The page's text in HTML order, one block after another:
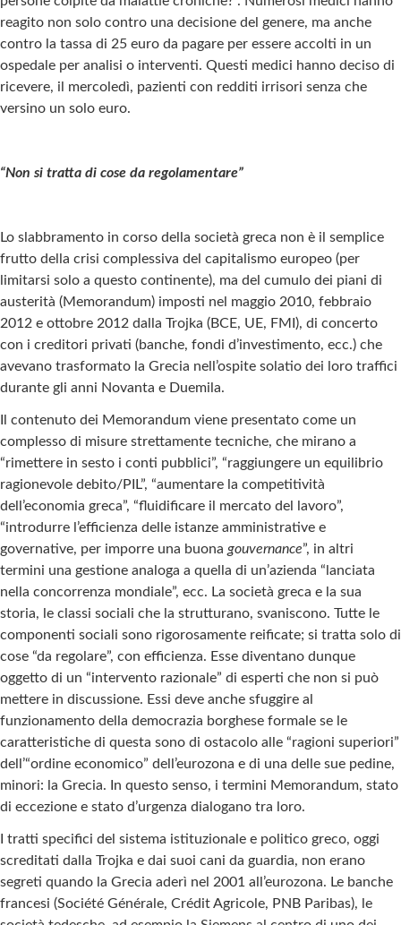
reagito non solo contro una decisione del genere, ma anche
contro la tassa di 25 euro da pagare per essere accolti in un
ospedale per analisi o interventi. Questi medici hanno deciso di
ricevere, il mercoledì, pazienti con redditi irrisori senza che
versino un solo euro.
“Non si tratta di cose da regolamentare”
Lo slabbramento in corso della società greca non è il semplice
frutto della crisi complessiva del capitalismo europeo (per
limitarsi solo a questo continente), ma del cumulo dei piani di
austerità (Memorandum) imposti nel maggio 2010, febbraio
2012 e ottobre 2012 dalla Trojka (BCE, UE, FMI), di concerto
con i creditori privati (banche, fondi d’investimento, ecc.) che
avevano trasformato la Grecia nell’ospite solatio dei loro traffici
durante gli anni Novanta e Duemila.
Il contenuto dei Memorandum viene presentato come un
complesso di misure strettamente tecniche, che mirano a
“rimettere in sesto i conti pubblici”, “raggiungere un equilibrio
ragionevole debito/PIL”, “aumentare la competitività
dell’economia greca”, “fluidificare il mercato del lavoro”,
“introdurre l’efficienza delle istanze amministrative e
governative, per imporre una buona gouvernance”, in altri
termini una gestione analoga a quella di un’azienda “lanciata
nella concorrenza mondiale”, ecc. La società greca e la sua
storia, le classi sociali che la strutturano, svaniscono. Tutte le
componenti sociali sono rigorosamente reificate; si tratta solo di
cose “da regolare”, con efficienza. Esse diventano dunque
oggetto di un “intervento razionale” di esperti che non si può
mettere in discussione. Essi deve anche sfuggire al
funzionamento della democrazia borghese formale se le
caratteristiche di questa sono di ostacolo alle “ragioni superiori”
dell’“ordine economico” dell’eurozona e di una delle sue pedine,
minori: la Grecia. In questo senso, i termini Memorandum, stato
di eccezione e stato d’urgenza dialogano tra loro.
I tratti specifici del sistema istituzionale e politico greco, oggi
screditati dalla Trojka e dai suoi cani da guardia, non erano
segreti quando la Grecia aderì nel 2001 all’eurozona. Le banche
francesi (Société Générale, Crédit Agricole, PNB Paribas), le